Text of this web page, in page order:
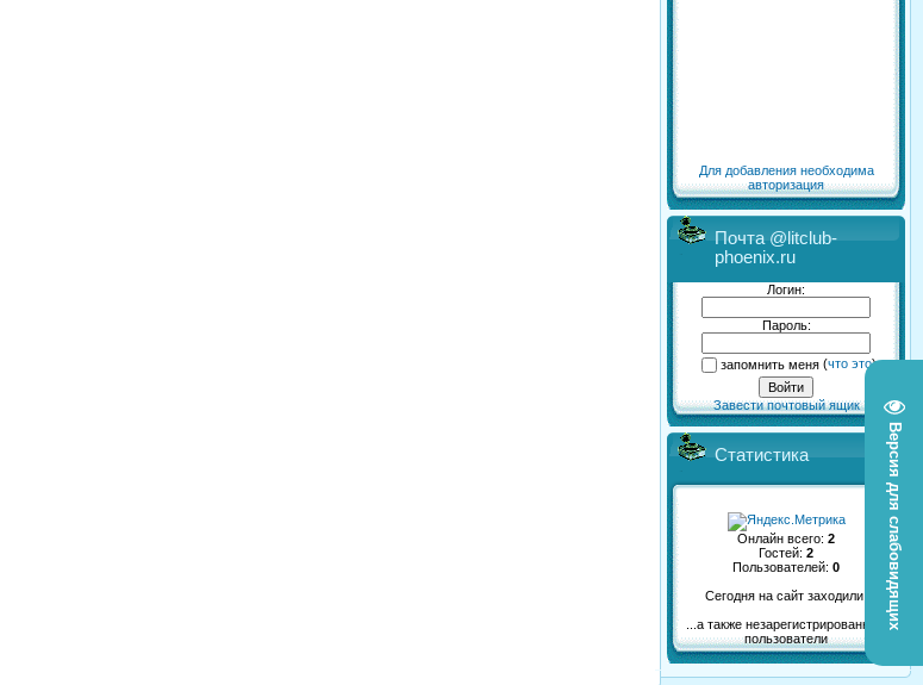
Версия для слабовидящих
Для добавления необходима
авторизация
Почта @litclub-
phoenix.ru
Логин:
Пароль:
запомнить меня(что это)
Завести почтовый ящик
Статистика
Онлайн всего: 2
Гостей: 2
Пользователей: 0
Сегодня на сайт заходили:
...а также незарегистрированные
пользователи